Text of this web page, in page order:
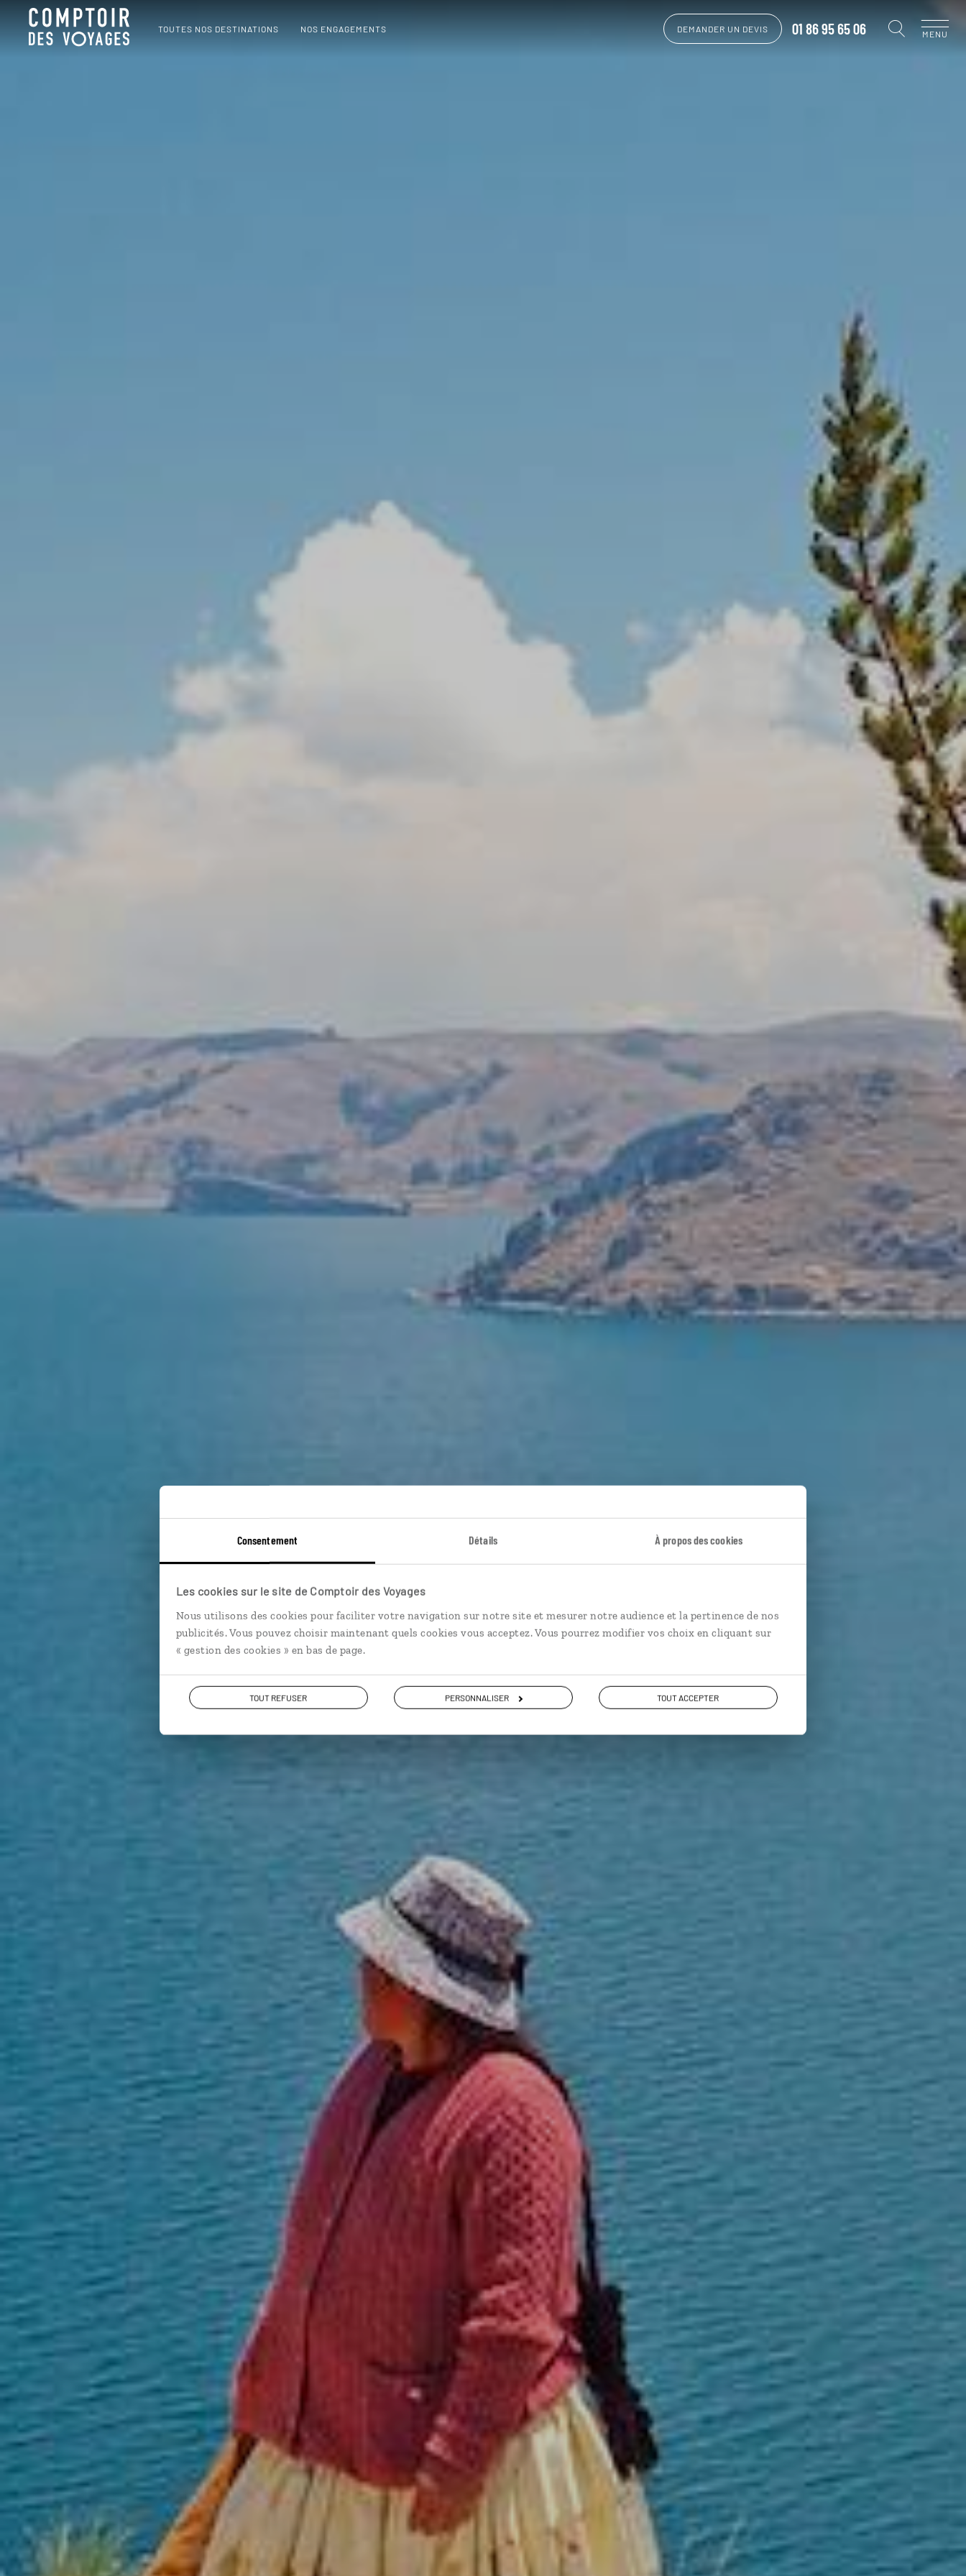
Consentement Détails À propos des cookies
Les cookies sur le site de Comptoir des Voyages
Nous utilisons des cookies pour faciliter votre navigation sur notre site et mesurer notre audience et la pertinence de nos
publicités. Vous pouvez choisir maintenant quels cookies vous acceptez. Vous pourrez modifier vos choix en cliquant sur
« gestion des cookies » en bas de page.
TOUT REFUSER PERSONNALISER TOUT ACCEPTER
TOUTES NOS DESTINATIONS NOS ENGAGEMENTS DEMANDER UN DEVIS 01 86 95 65 06 MENU
Intensément Bolivie
Circuit complet en Bolivie : lac Titicaca, salars, lagunes, Altiplano…
VOIR LA GALERIE PHOTOS